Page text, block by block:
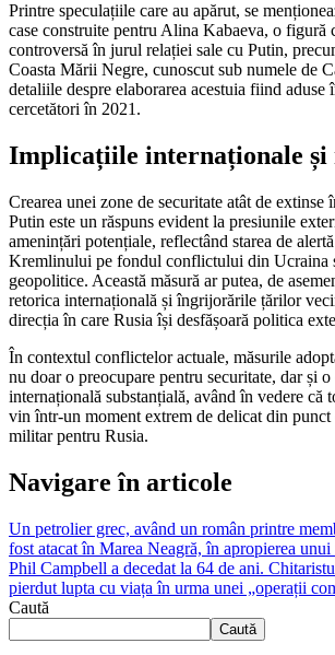
Printre speculațiile care au apărut, se
case construite pentru Alina Kabaeva, o figură
controversă în jurul relației sale cu Putin,
Coasta Mării Negre, cunoscut sub numele de
detaliile despre elaborarea acestuia fiind aduse
cercetători în 2021.
Implicațiile internaționale și
Crearea unei zone de securitate atât de
Putin este un răspuns evident la presiunile
amenințări potențiale, reflectând starea de
Kremlinului pe fondul conflictului din Ucraina
geopolitice. Această măsură ar putea, de
retorica internațională și îngrijorările țărilor
direcția în care Rusia își desfășoară politica
În contextul conflictelor actuale, măsurile
nu doar o preocupare pentru securitate, dar și o
internațională substanțială, având în vedere că
vin într-un moment extrem de delicat din punct
militar pentru Rusia.
Navigare în articole
Un petrolier grec, având un român printre
fost atacat în Marea Neagră, în apropierea unui
Phil Campbell a decedat la 64 de ani.
pierdut lupta cu viața în urma unei „operații
Caută
Caută